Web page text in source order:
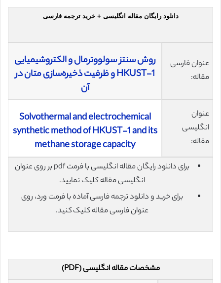
دانلود رایگان مقاله انگلیسی + خرید ترجمه فارسی
عنوان فارسی
مقاله:
روش سنتز سولووترمال و الکتروشیمیایی
HKUST-1 و ظرفیت ذخیره‌سازی متان در
آن
عنوان
انگلیسی
مقاله:
Solvothermal and electrochemical
synthetic method of HKUST-1 and its
methane storage capacity
برای دانلود رایگان مقاله انگلیسی با فرمت pdf بر روی عنوان
انگلیسی مقاله کلیک نمایید.
برای خرید و دانلود ترجمه فارسی آماده با فرمت ورد، روی
عنوان فارسی مقاله کلیک کنید.
مشخصات مقاله انگلیسی (PDF)